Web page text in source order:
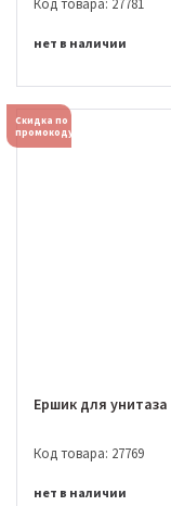
нет в наличии
Скидка по
промокоду
Ершик для
Код товара: 27769
нет в наличии